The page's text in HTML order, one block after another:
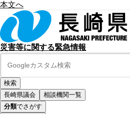
本文へ
災害等に関する緊急情報
長崎県議会
相談機関一覧
分類でさがす